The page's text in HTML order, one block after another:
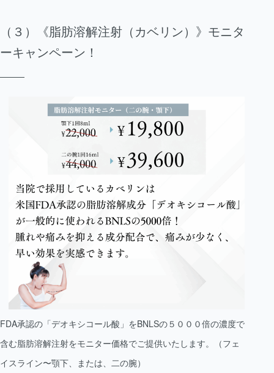
（３）《脂肪溶解注射（カベリン）》モニタ
ーキャンペーン！
FDA承認の「デオキシコール酸」をBNLSの５０００倍の濃度で
含む脂肪溶解注射をモニター価格でご提供いたします。（フェ
イスライン〜顎下、または、二の腕）